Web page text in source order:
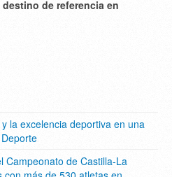
de referencia en
la excelencia deportiva en una
Campeonato de Castilla-La